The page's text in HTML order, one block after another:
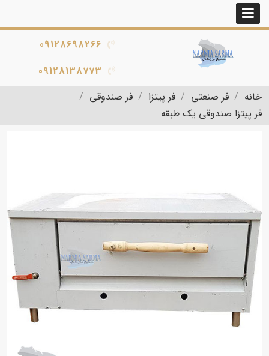
09128698266
09128138773
خانه
فر صنعتی فر پیتزا
فر صندوقی
فر پیتزا صندوقی یک طبقه